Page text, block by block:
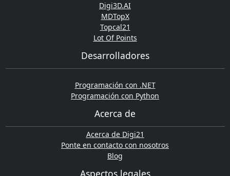
Digi3D.AI
MDTopX
Topcal21
Lot Of Points
Desarrolladores
Programación con .NET
Programación con Python
Acerca de
Acerca de Digi21
Ponte en contacto con nosotros
Blog
Aspectos legales